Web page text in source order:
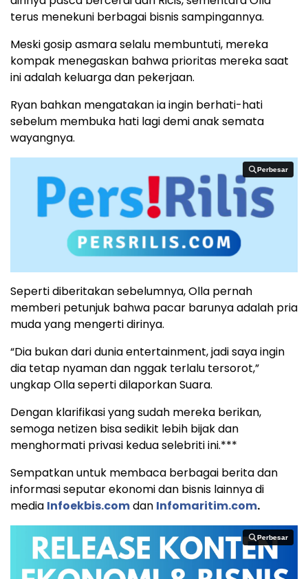
terus menekuni berbagai bisnis sampingannya.
Meski gosip asmara selalu membuntuti, mereka
kompak menegaskan bahwa prioritas mereka saat
ini adalah keluarga dan pekerjaan.
Ryan bahkan mengatakan ia ingin berhati-hati
sebelum membuka hati lagi demi anak semata
wayangnya.
Perbesar
Perbesar
Seperti diberitakan sebelumnya, Olla pernah
memberi petunjuk bahwa pacar barunya adalah pria
muda yang mengerti dirinya.
“Dia bukan dari dunia entertainment, jadi saya ingin
dia tetap nyaman dan nggak terlalu tersorot,”
ungkap Olla seperti dilaporkan Suara.
Dengan klarifikasi yang sudah mereka berikan,
semoga netizen bisa sedikit lebih bijak dan
menghormati privasi kedua selebriti ini.***
Sempatkan untuk membaca berbagai berita dan
informasi seputar ekonomi dan bisnis lainnya di
media Infoekbis.comdan Infomaritim.com.
Perbesar
Perbesar